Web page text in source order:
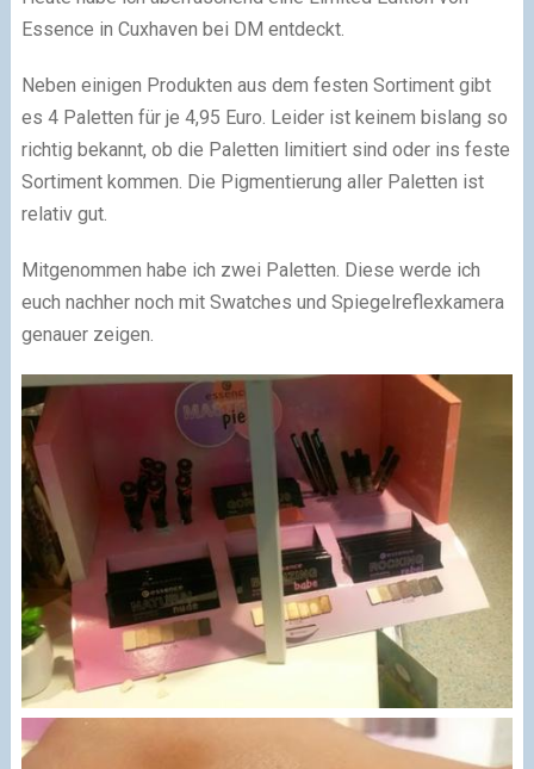
Essence in Cuxhaven bei DM entdeckt.
Neben einigen Produkten aus dem festen Sortiment gibt
es 4 Paletten für je 4,95 Euro. Leider ist keinem bislang so
richtig bekannt, ob die Paletten limitiert sind oder ins feste
Sortiment kommen. Die Pigmentierung aller Paletten ist
relativ gut.
Mitgenommen habe ich zwei Paletten. Diese werde ich
euch nachher noch mit Swatches und Spiegelreflexkamera
genauer zeigen.